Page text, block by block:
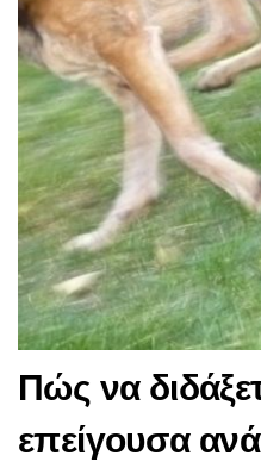
Πώς να
επείγουσα